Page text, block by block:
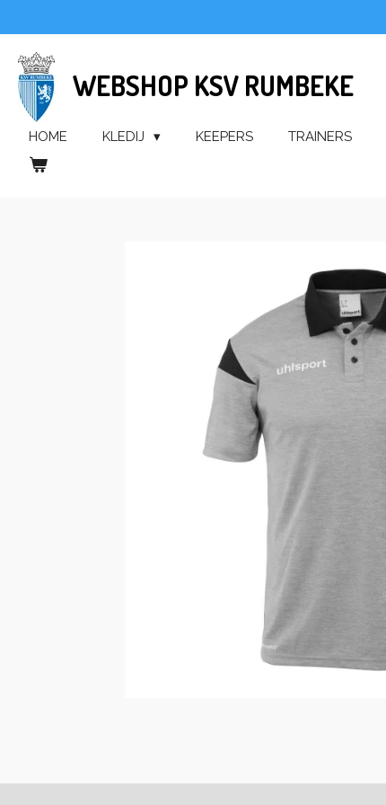
direct
naar
de
hoofdinhoudWEBSHOP KSV RUMBEKE
HOME KLEDIJ KEEPERS TRAINERS